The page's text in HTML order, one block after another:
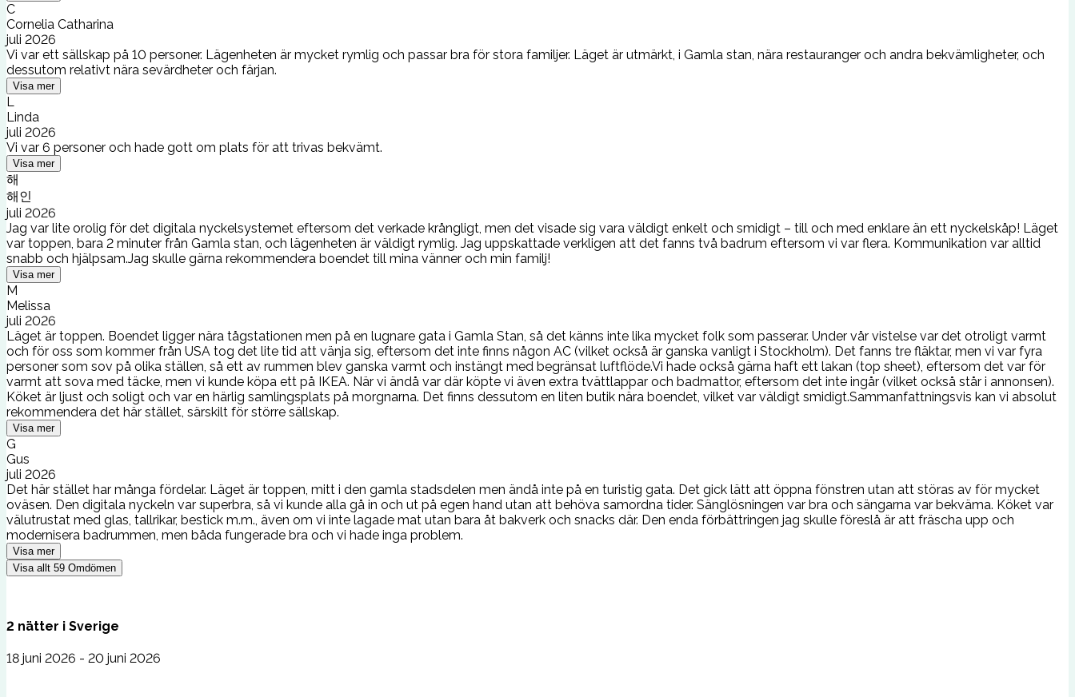
C
Cornelia Catharina
juli 2026
Vi var ett sällskap på 10 personer. Lägenheten är mycket rymlig och passar bra för stora familjer. Läget är utmärkt, i Gamla stan, nära restauranger och andra bekvämligheter, och
dessutom relativt nära sevärdheter och färjan.
Visa mer
L
Linda
juli 2026
Vi var 6 personer och hade gott om plats för att trivas bekvämt.
Visa mer
해
해인
juli 2026
Jag var lite orolig för det digitala nyckelsystemet eftersom det verkade krångligt, men det visade sig vara väldigt enkelt och smidigt – till och med enklare än ett nyckelskåp! Läget
var toppen, bara 2 minuter från Gamla stan, och lägenheten är väldigt rymlig. Jag uppskattade verkligen att det fanns två badrum eftersom vi var flera. Kommunikation var alltid
snabb och hjälpsam.Jag skulle gärna rekommendera boendet till mina vänner och min familj!
Visa mer
M
Melissa
juli 2026
Läget är toppen. Boendet ligger nära tågstationen men på en lugnare gata i Gamla Stan, så det känns inte lika mycket folk som passerar. Under vår vistelse var det otroligt varmt
och för oss som kommer från USA tog det lite tid att vänja sig, eftersom det inte finns någon AC (vilket också är ganska vanligt i Stockholm). Det fanns tre fläktar, men vi var fyra
personer som sov på olika ställen, så ett av rummen blev ganska varmt och instängt med begränsat luftflöde.Vi hade också gärna haft ett lakan (top sheet), eftersom det var för
varmt att sova med täcke, men vi kunde köpa ett på IKEA. När vi ändå var där köpte vi även extra tvättlappar och badmattor, eftersom det inte ingår (vilket också står i annonsen).
Köket är ljust och soligt och var en härlig samlingsplats på morgnarna. Det finns dessutom en liten butik nära boendet, vilket var väldigt smidigt.Sammanfattningsvis kan vi absolut
rekommendera det här stället, särskilt för större sällskap.
Visa mer
G
Gus
juli 2026
Det här stället har många fördelar. Läget är toppen, mitt i den gamla stadsdelen men ändå inte på en turistig gata. Det gick lätt att öppna fönstren utan att störas av för mycket
oväsen. Den digitala nyckeln var superbra, så vi kunde alla gå in och ut på egen hand utan att behöva samordna tider. Sänglösningen var bra och sängarna var bekväma. Köket var
välutrustat med glas, tallrikar, bestick m.m., även om vi inte lagade mat utan bara åt bakverk och snacks där. Den enda förbättringen jag skulle föreslå är att fräscha upp och
modernisera badrummen, men båda fungerade bra och vi hade inga problem.
Visa mer
Visa allt 59 Omdömen
2 nätter i Sverige
18 juni 2026 - 20 juni 2026